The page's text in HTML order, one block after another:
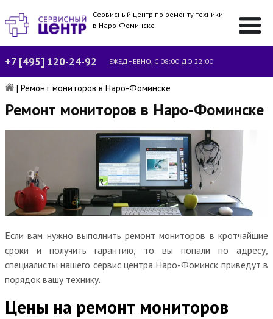
Сервисный центр по ремонту техники
в Наро-Фоминске
+7 [495] 120-24-92 ЕЖЕДНЕВНО, С 08:00 ДО 22:00
| Ремонт мониторов в Наро-Фоминске
Ремонт мониторов в Наро-Фоминске
Если вам нужно выполнить ремонт мониторов в кротчайшие
сроки и получить гарантию, то вы попали по адресу,
специалисты нашего сервис центра Наро-Фоминск приведут в
порядок вашу технику.
Цены на ремонт мониторов